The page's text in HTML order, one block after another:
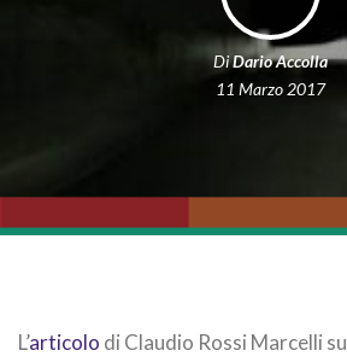
DiDario Accolla
11 Marzo 2017
L’articolo di Claudio Rossi Marcelli su